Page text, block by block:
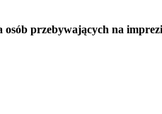
osób przebywających na